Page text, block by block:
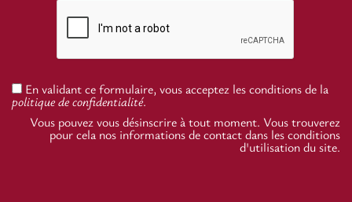
En validant ce formulaire, vous acceptez les conditions de la
politique de confidentialité.
Vous pouvez vous désinscrire à tout moment. Vous trouverez
pour cela nos informations de contact dans les conditions
d'utilisation du site.